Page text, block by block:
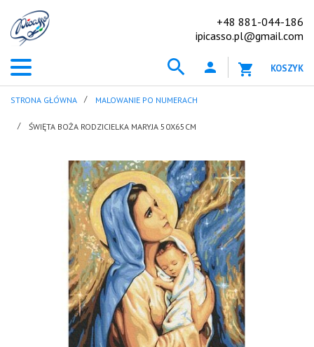
+48 881-044-186
ipicasso.pl@gmail.com
KOSZYK
STRONA GŁÓWNA MALOWANIE PO NUMERACH
ŚWIĘTA BOŻA RODZICIELKA MARYJA 50X65CM